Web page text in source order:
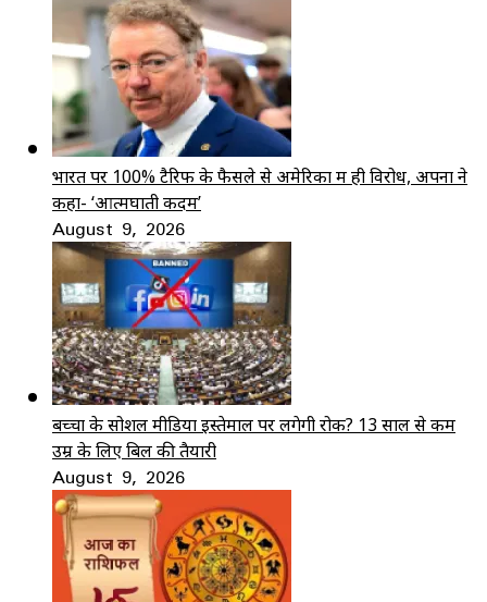
भारत पर 100% टैरिफ के फैसले से अमेरिका में ही विरोध, अपनों ने
कहा- ‘आत्मघाती कदम’
August 9, 2026
बच्चों के सोशल मीडिया इस्तेमाल पर लगेगी रोक? 13 साल से कम
उम्र के लिए बिल की तैयारी
August 9, 2026